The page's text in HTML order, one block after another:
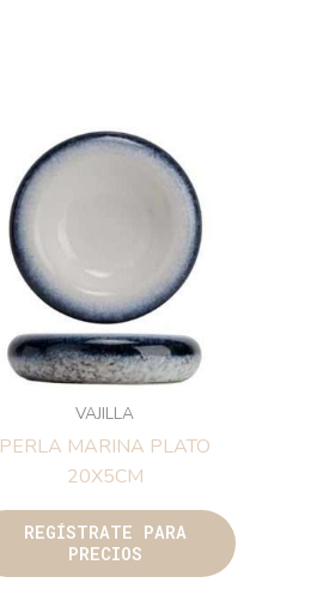
VAJILLA
PERLA MARINA PLATO
20X5CM
REGÍSTRATE PARA
PRECIOS